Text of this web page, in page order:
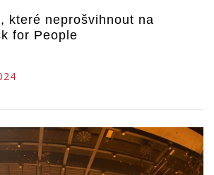
které neprošvihnout na
for People